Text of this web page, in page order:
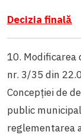
Decizia finală
10. Modificarea
nr. 3/35 din
Concepției de
public
reglementarea